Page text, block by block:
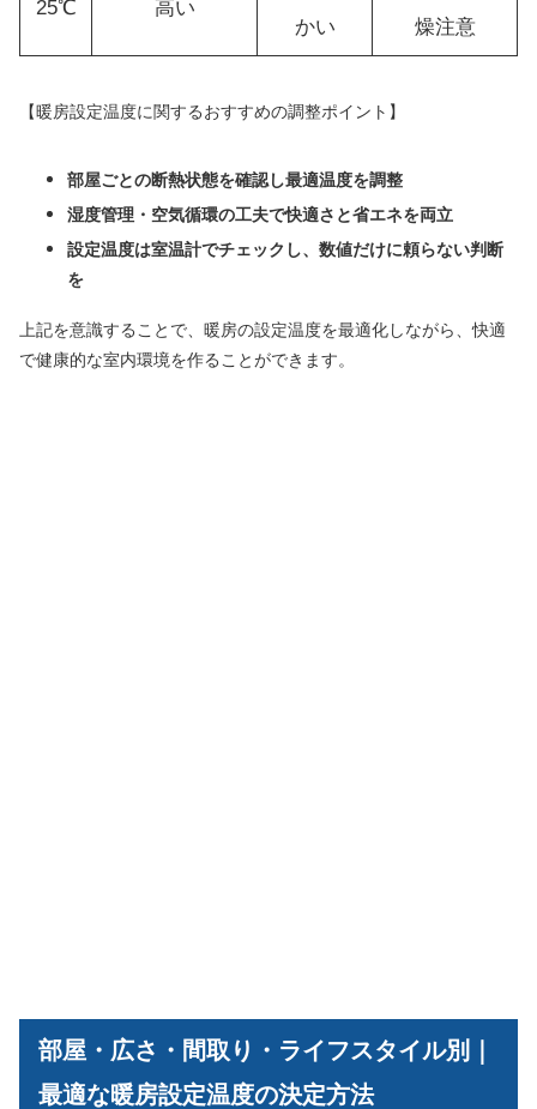
25℃ 高い
かい
燥注意
【暖房設定温度に関するおすすめの調整ポイント】
部屋ごとの断熱状態を確認し最適温度を調整
湿度管理・空気循環の工夫で快適さと省エネを両立
設定温度は室温計でチェックし、数値だけに頼らない判断
を
上記を意識することで、暖房の設定温度を最適化しながら、快適
で健康的な室内環境を作ることができます。
部屋・広さ・間取り・ライフスタイル別｜
最適な暖房設定温度の決定方法